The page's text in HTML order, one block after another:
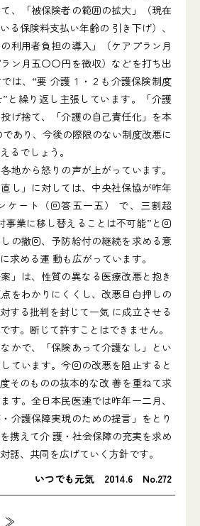
、「被保険者の範囲の拡大」（現在
る保険料支払い年齢の 引き下げ）、
の利用者負担の導入」（ケアプラン月
ン月五〇〇円を徴収）などを打ち出
は、“要 介護１・２も介護保険制度
と繰り返し主張しています。「介護
げ捨て、「介護の自己責任化」を本
あり、今後の際限のない制度改悪に
るでしょう。
地から怒りの声が上がっています。
し」に対しては、中央社保協が昨年
ケート（回答五一五） で、三割超
事業に移し替えることは不可能”と回
の撤回、予防給付の継続を求める意
求める運 動も広がっています。
」は、性質の異なる医療改悪と抱き
をわかりにくくし、改悪目白押しの
する批判を封じて一気 に成立させる
す。断じて許すことはできません。
かで、「保険あって介護なし」とい
ています。今回の改悪を阻止すると
そのものの抜本的な改 善を重ねて求
す。全日本民医連では昨年一二月、
介護保障実現のための提言」をとり
携えて介 護・社会保障の充実を求め
話、共同を広げていく方針です。
いつでも元気 2014.6 No.272